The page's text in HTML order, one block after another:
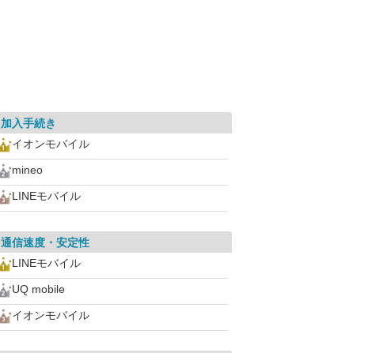
加入手続き
イオンモバイル
mineo
LINEモバイル
通信速度・安定性
LINEモバイル
UQ mobile
イオンモバイル